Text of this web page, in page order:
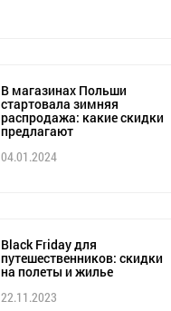
В магазинах Польши
стартовала зимняя
распродажа: какие скидки
предлагают
04.01.2024
Black Friday для
путешественников: скидки
на полеты и жилье
22.11.2023